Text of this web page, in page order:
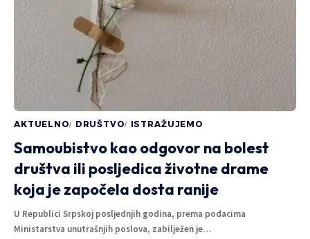
AKTUELNO DRUŠTVO ISTRAŽUJEMO
Samoubistvo kao odgovor na bolest
društva ili posljedica životne drame
koja je započela dosta ranije
U Republici Srpskoj posljednjih godina, prema podacima
Ministarstva unutrašnjih poslova, zabilježen je…